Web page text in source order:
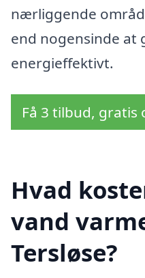
nærliggende
end nogensinde at
energieffektivt.
Få 3 tilbud,
Hvad
vand
Tersløse?